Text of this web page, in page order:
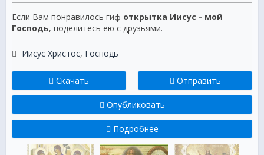
Если Вам понравилось гиф открытка Иисус - мой
Господь, поделитесь ею с друзьями.
Иисус Христос, Господь
Скачать Отправить
Опубликовать
Подробнее